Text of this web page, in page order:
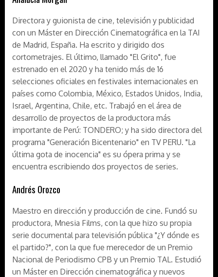
Directora y guionista de cine, televisión y publicidad
con un Máster en Dirección Cinematográfica en la TAI
de Madrid, España. Ha escrito y dirigido dos
cortometrajes. El último, llamado "El Grito", fue
estrenado en el 2020 y ha tenido más de 16
selecciones oficiales en festivales internacionales en
países como Colombia, México, Estados Unidos, India,
Israel, Argentina, Chile, etc. Trabajó en el área de
desarrollo de proyectos de la productora más
importante de Perú: TONDERO; y ha sido directora del
programa "Generación Bicentenario" en TV PERU. "La
última gota de inocencia" es su ópera prima y se
encuentra escribiendo dos proyectos de series.
Andrés Orozco
Maestro en dirección y producción de cine. Fundó su
productora, Mnesia Films, con la que hizo su propia
serie documental para televisión pública "¿Y dónde es
el partido?", con la que fue merecedor de un Premio
Nacional de Periodismo CPB y un Premio TAL. Estudió
un Máster en Dirección cinematográfica y nuevos